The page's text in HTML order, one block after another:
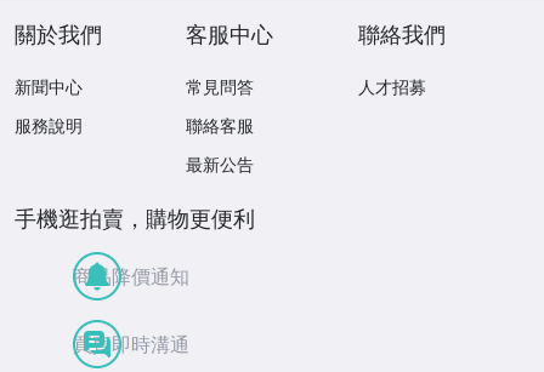
關於我們
新聞中心
服務說明
客服中心
常見問答
聯絡客服
最新公告
聯絡我們
人才招募
手機逛拍賣，購物更便利
商品降價通知
買賣即時溝通